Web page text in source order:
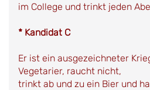
im College und trinkt jeden
* Kandidat C
Er ist ein ausgezeichneter
Vegetarier, raucht nicht,
trinkt ab und zu ein Bier und